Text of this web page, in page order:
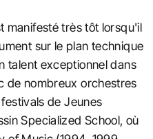
manifesté très tôt lorsqu'il
sur le plan technique
talent exceptionnel dans
de nombreux orchestres
de Jeunes
Specialized School, où